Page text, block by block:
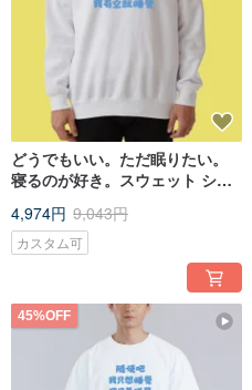
どうでもいい。ただ眠りたい。
寝るのが好き。スウェット シャ
4,974円 9,043円
カスタム可
45%OFF